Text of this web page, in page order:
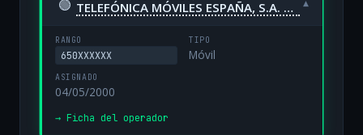
🟢 TELEFÓNICA MÓVILES ESPAÑA, S.A. UNIPERSONAL ▾
RANGO
650XXXXXX
TIPO
Móvil
ASIGNADO
04/05/2000
→ Ficha del operador